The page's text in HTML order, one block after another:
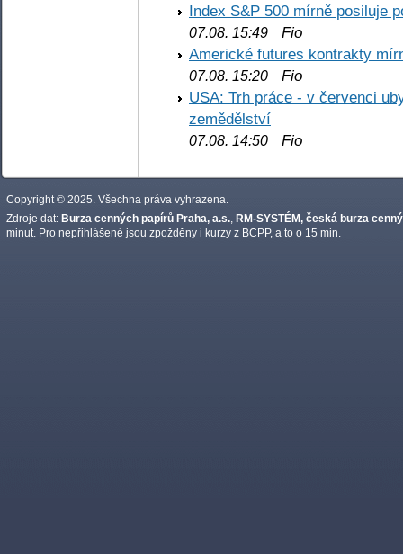
Index S&P 500 mírně posiluje
07.08. 15:49 Fio
Americké futures kontrakty
07.08. 15:20 Fio
USA: Trh práce - v červenci
zemědělství
07.08. 14:50 Fio
Copyright © 2025. Všechna práva vyhrazena.
Zdroje dat: Burza cenných papírů Praha, a.s., RM-SYSTÉM, česká burza
minut. Pro nepřihlášené jsou zpožděny i kurzy z BCPP, a to o 15 min.